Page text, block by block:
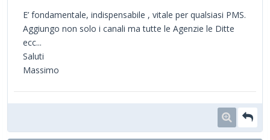
E’ fondamentale, indispensabile , vitale per qualsiasi PMS.
Aggiungo non solo i canali ma tutte le Agenzie le Ditte
ecc...
Saluti
Massimo